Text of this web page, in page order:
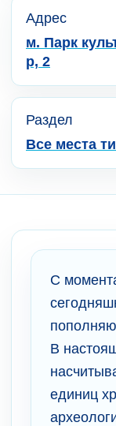
Адрес
м. Парк
р, 2
Раздел
Все места
С
В
единиц